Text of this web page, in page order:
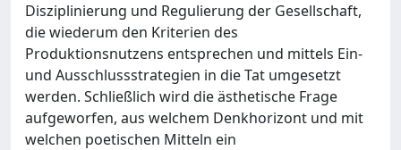
Disziplinierung und Regulierung der Gesellschaft,
die wiederum den Kriterien des
Produktionsnutzens entsprechen und mittels Ein-
und Ausschlussstrategien in die Tat umgesetzt
werden. Schließlich wird die ästhetische Frage
aufgeworfen, aus welchem Denkhorizont und mit
welchen poetischen Mitteln ein